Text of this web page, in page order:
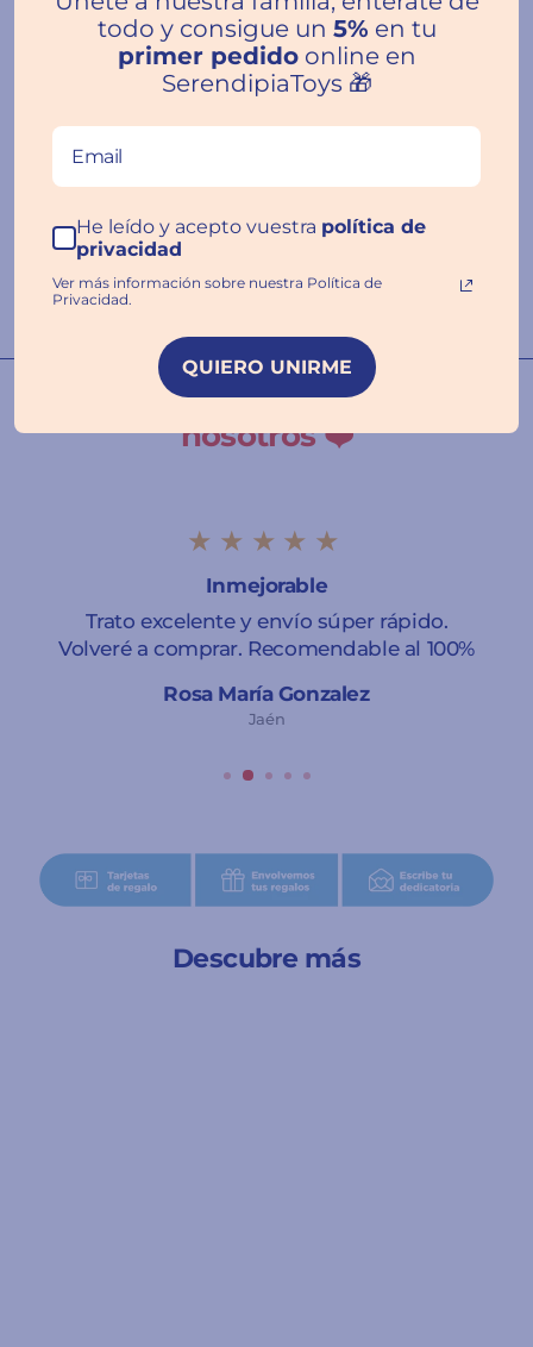
Reseñas de Clientes
Nuestras familias hablan por
nosotros ❤️
★★★★★
Inmejorable
Trato excelente y envío súper rápido.
Volveré a comprar. Recomendable al 100%
Rosa María Gonzalez
Jaén
Descubre más
todo y consigue un 5% en tu
primer pedidoonline en
SerendipiaToys 🎁
He leído y acepto vuestra política de
privacidad
Ver más información sobre nuestra Política de
Privacidad.
QUIERO UNIRME